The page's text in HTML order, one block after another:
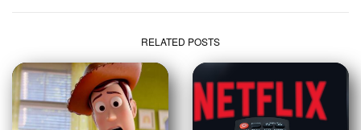
RELATED POSTS